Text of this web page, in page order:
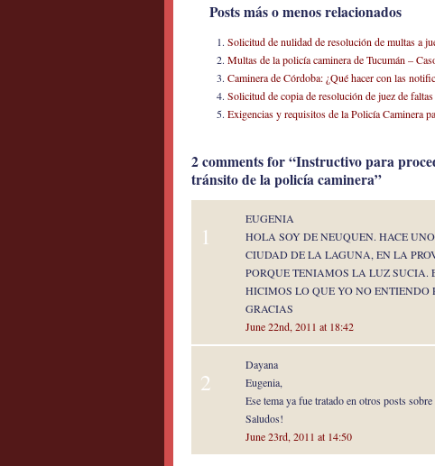
Posts más o menos relacionados
Solicitud de nulidad de resolución de multas a
Multas de la policía caminera de Tucumán –
Caminera de Córdoba: ¿Qué hacer con las
Solicitud de copia de resolución de juez de
Exigencias y requisitos de la Policía Caminera
2 comments for “Instructivo para
tránsito de la policía caminera”
1
EUGENIA
HOLA SOY DE NEUQUEN. HACE
CIUDAD DE LA LAGUNA, EN LA
PORQUE TENIAMOS LA LUZ
HICIMOS LO QUE YO NO
GRACIAS
June 22nd, 2011 at 18:42
2
Dayana
Eugenia,
Ese tema ya fue tratado en otros posts
Saludos!
June 23rd, 2011 at 14:50